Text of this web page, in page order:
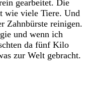
gearbeitet. Die
wie viele Tiere. Und
Zahnbürste reinigen.
und wenn ich
da fünf Kilo
zur Welt gebracht.